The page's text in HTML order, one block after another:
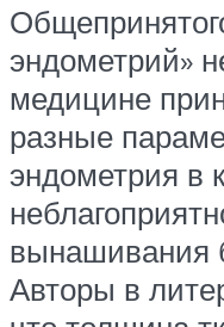
эндометрий»
медицине
разные
эндометрия в
вынашивания
Авторы в